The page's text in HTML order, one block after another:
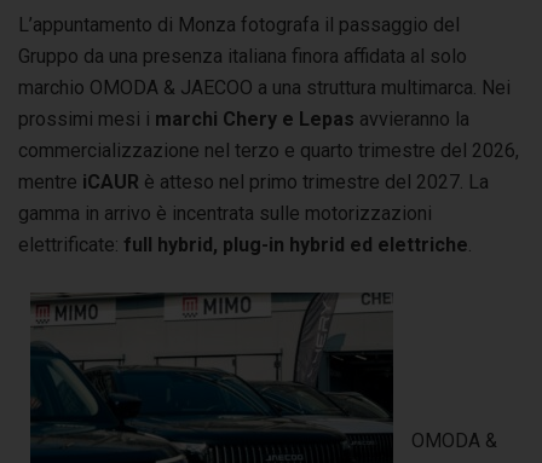
L’appuntamento di Monza fotografa il passaggio del
Gruppo da una presenza italiana finora affidata al solo
marchio OMODA & JAECOO a una struttura multimarca. Nei
prossimi mesi i marchi Chery e Lepas avvieranno la
commercializzazione nel terzo e quarto trimestre del 2026,
mentre iCAUR è atteso nel primo trimestre del 2027. La
gamma in arrivo è incentrata sulle motorizzazioni
elettrificate: full hybrid, plug-in hybrid ed elettriche
OMODA &